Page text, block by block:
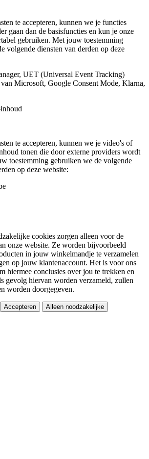
te accepteren, kunnen we je functies
gaan dan de basisfuncties en kun je onze
gebruiken. Met jouw toestemming
volgende diensten van derden op deze
UET (Universal Event Tracking)
Microsoft, Google Consent Mode, Klarna,
te accepteren, kunnen we je video's of
tonen die door externe providers wordt
toestemming gebruiken we de volgende
op deze website:
cookies zorgen alleen voor de
onze website. Ze worden bijvoorbeeld
in jouw winkelmandje te verzamelen
op jouw klantenaccount. Het is voor ons
hiermee conclusies over jou te trekken en
gevolg hiervan worden verzameld, zullen
worden doorgegeven.
Accepteren Alleen noodzakelijke